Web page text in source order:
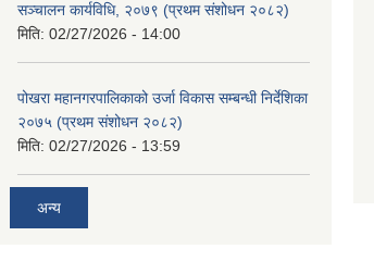
सञ्चालन कार्यविधि, २०७९ (प्रथम संशोधन २०८२)
मिति: 02/27/2026 - 14:00
पोखरा महानगरपालिकाको उर्जा विकास सम्बन्धी निर्देशिका
२०७५ (प्रथम संशोधन २०८२)
मिति: 02/27/2026 - 13:59
अन्य